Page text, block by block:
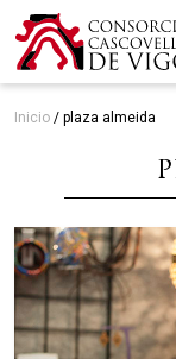
Inicio / plaza almeida